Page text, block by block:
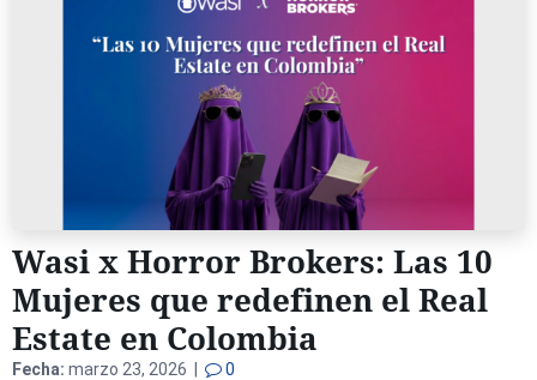
Wasi x Horror Brokers: Las 10
Mujeres que redefinen el Real
Estate en Colombia
Fecha: marzo 23, 2026 | 0